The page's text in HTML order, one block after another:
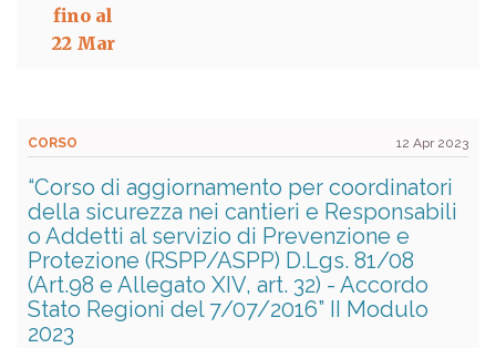
fino al
22 Mar
CORSO 12 Apr 2023
“Corso di aggiornamento per coordinatori
della sicurezza nei cantieri e Responsabili
o Addetti al servizio di Prevenzione e
Protezione (RSPP/ASPP) D.Lgs. 81/08
(Art.98 e Allegato XIV, art. 32) - Accordo
Stato Regioni del 7/07/2016” II Modulo
2023